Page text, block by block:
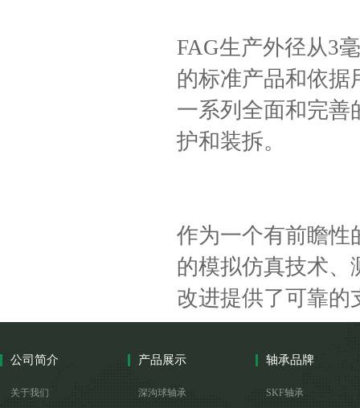
FAG生产外径从3
的标准产品和依
一系列全面和完善
护和装拆。
作为一个有前瞻性
的模拟仿真技术、
改进提供了可靠的
公司简介
关于我们
产品展示
深沟球轴承
轴承品牌
SKF轴承